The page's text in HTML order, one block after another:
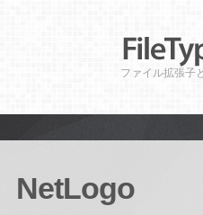
ファイル拡張子
NetLogo